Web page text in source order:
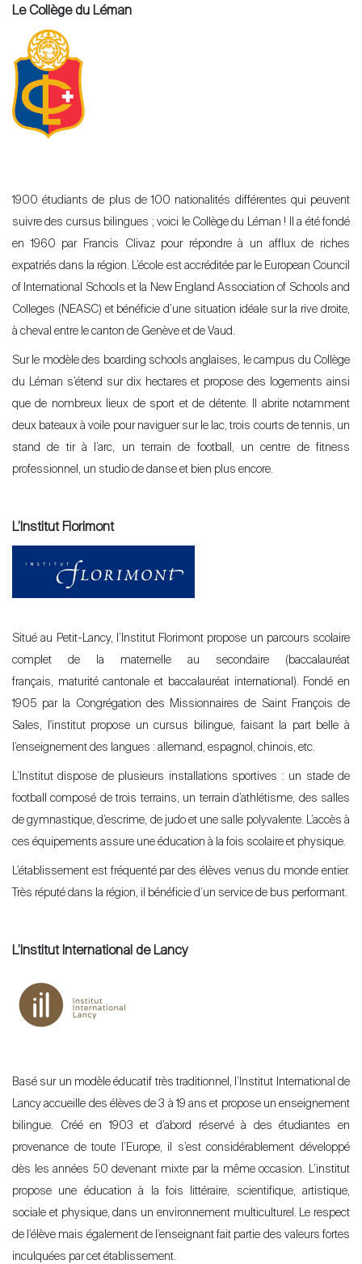
Le Collège du Léman
1900 étudiants de plus de 100 nationalités différentes qui peuvent
suivre des cursus bilingues ; voici le Collège du Léman ! Il a été fondé
en 1960 par Francis Clivaz pour répondre à un afflux de riches
expatriés dans la région. L’école est accréditée par le European Council
of International Schools et la New England Association of Schools and
Colleges (NEASC) et bénéficie d’une situation idéale sur la rive droite,
à cheval entre le canton de Genève et de Vaud.
Sur le modèle des boarding schools anglaises, le campus du Collège
du Léman s’étend sur dix hectares et propose des logements ainsi
que de nombreux lieux de sport et de détente. Il abrite notamment
deux bateaux à voile pour naviguer sur le lac, trois courts de tennis, un
stand de tir à l’arc, un terrain de football, un centre de fitness
professionnel, un studio de danse et bien plus encore.
L’Institut Florimont
Situé au Petit-Lancy, l’Institut Florimont propose un parcours scolaire
complet de la maternelle au secondaire (baccalauréat
français, maturité cantonale et baccalauréat international). Fondé en
1905 par la Congrégation des Missionnaires de Saint François de
Sales, l'institut propose un cursus bilingue, faisant la part belle à
l’enseignement des langues : allemand, espagnol, chinois, etc.
L’Institut dispose de plusieurs installations sportives : un stade de
football composé de trois terrains, un terrain d’athlétisme, des salles
de gymnastique, d’escrime, de judo et une salle polyvalente. L’accès à
ces équipements assure une éducation à la fois scolaire et physique.
L’établissement est fréquenté par des élèves venus du monde entier.
Très réputé dans la région, il bénéficie d’un service de bus performant.
L’Institut International de Lancy
Basé sur un modèle éducatif très traditionnel, l’Institut International de
Lancy accueille des élèves de 3 à 19 ans et propose un enseignement
bilingue. Créé en 1903 et d’abord réservé à des étudiantes en
provenance de toute l’Europe, il s’est considérablement développé
dès les années 50 devenant mixte par la même occasion. L’institut
propose une éducation à la fois littéraire, scientifique, artistique,
sociale et physique, dans un environnement multiculturel. Le respect
de l’élève mais également de l’enseignant fait partie des valeurs fortes
inculquées par cet établissement.